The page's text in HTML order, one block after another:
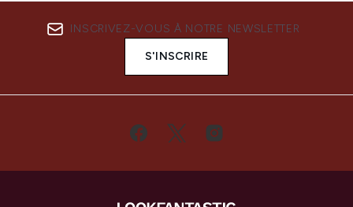
INSCRIVEZ-VOUS À NOTRE NEWSLETTER
S'INSCRIRE